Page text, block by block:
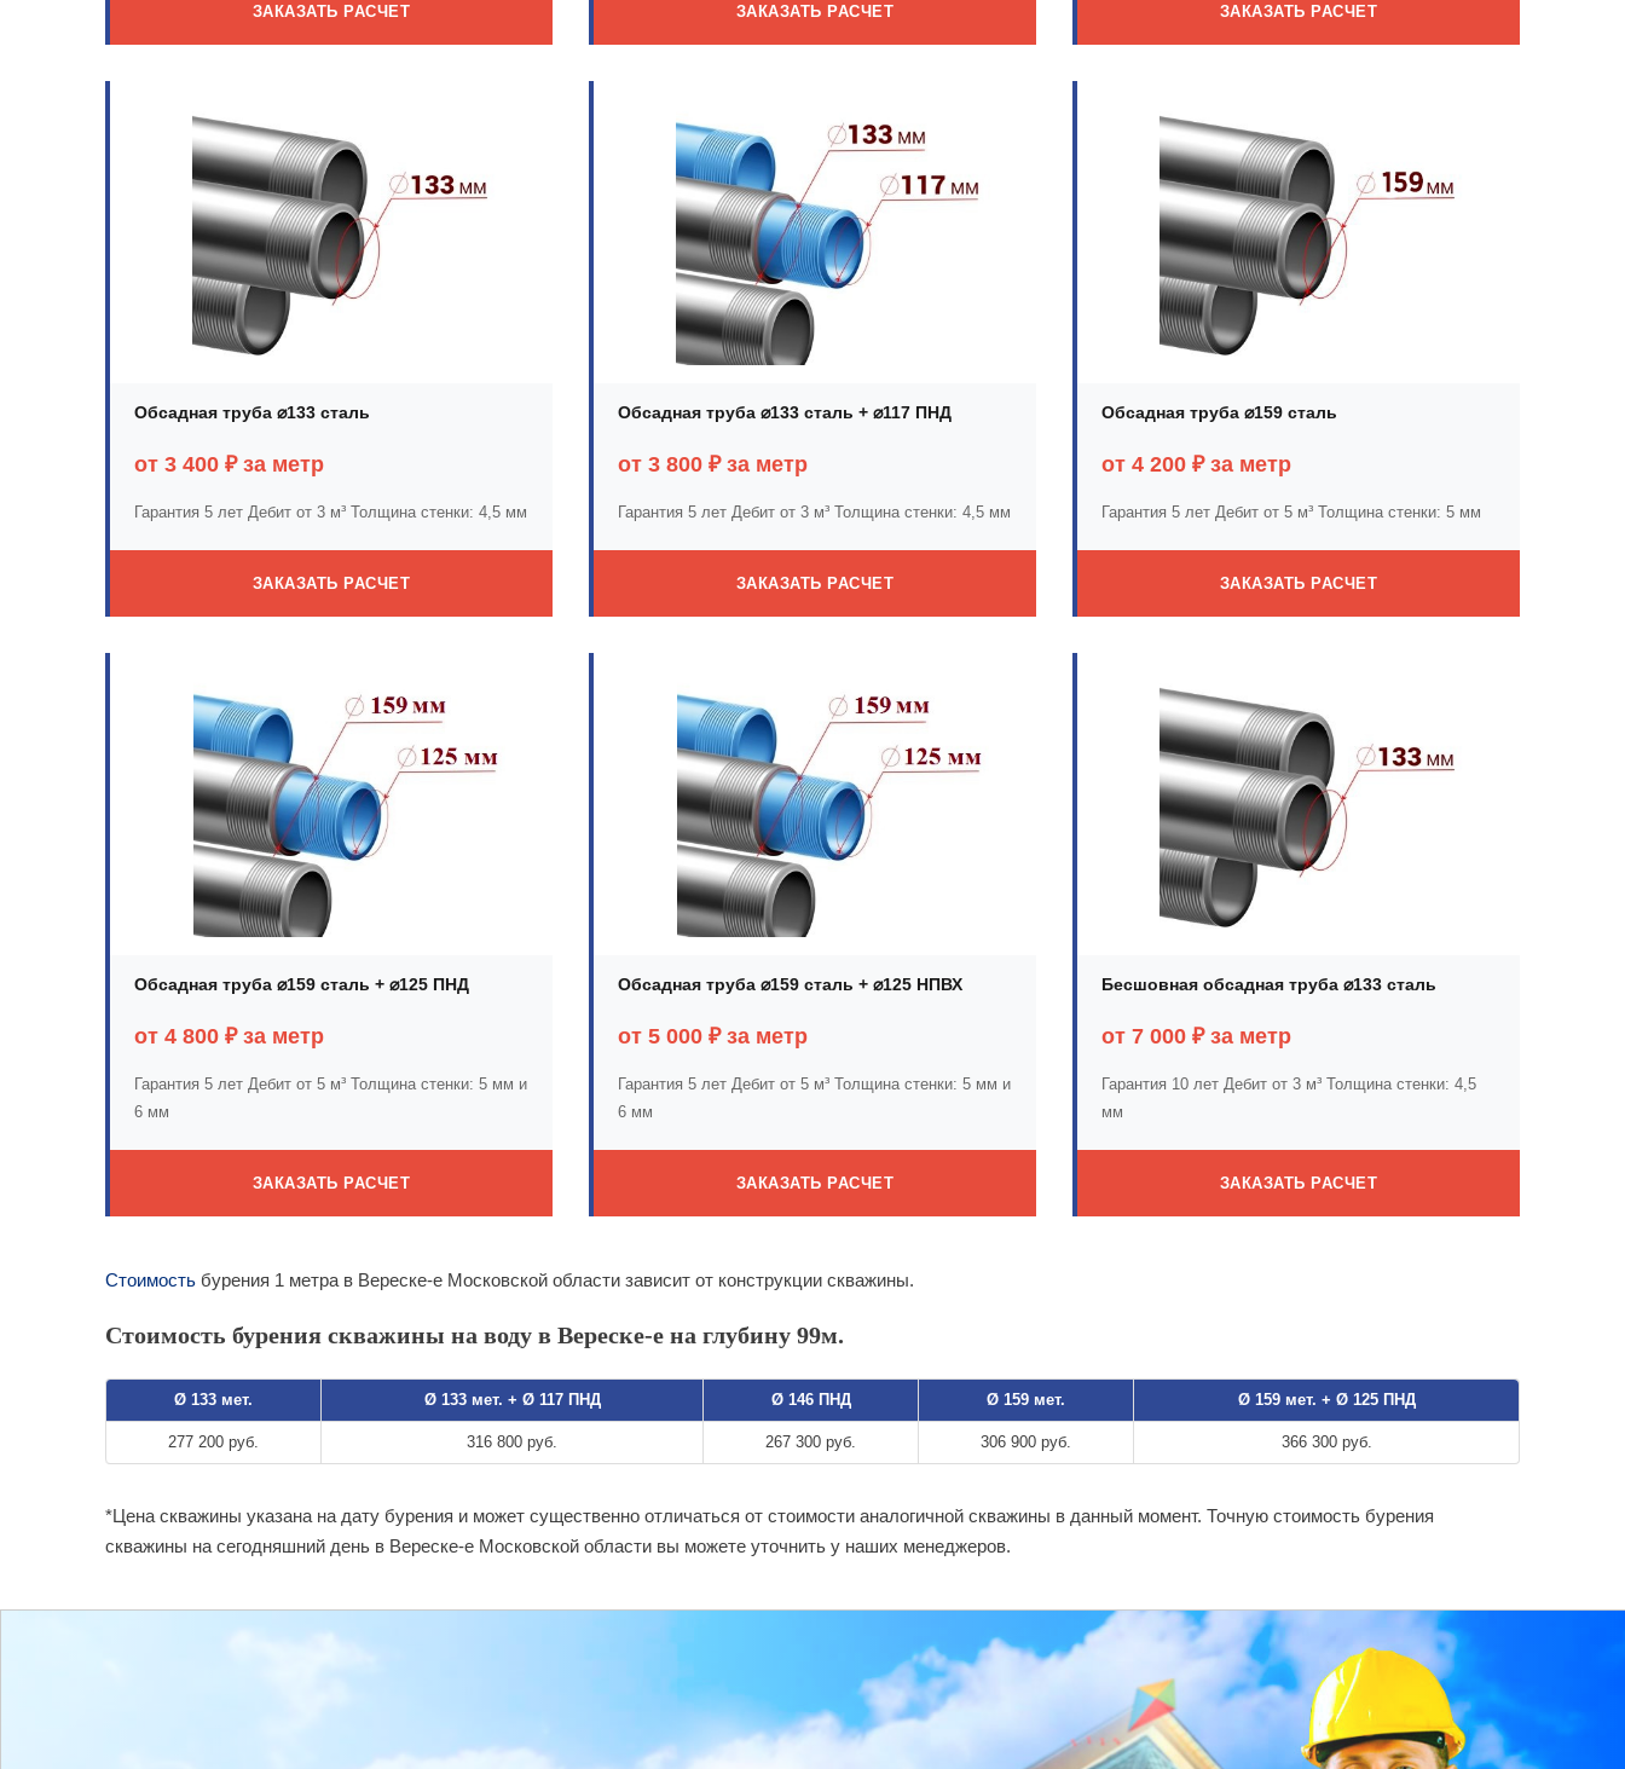
ЗАКАЗАТЬ РАСЧЕТ ЗАКАЗАТЬ РАСЧЕТ ЗАКАЗАТЬ РАСЧЕТ
Обсадная труба ⌀133 сталь
от 3 400 ₽ за метр
Гарантия 5 лет Дебит от 3 м³ Толщина стенки: 4,5 мм
ЗАКАЗАТЬ РАСЧЕТ
Обсадная труба ⌀133 сталь + ⌀117 ПНД
от 3 800 ₽ за метр
Гарантия 5 лет Дебит от 3 м³ Толщина стенки: 4,5 мм
ЗАКАЗАТЬ РАСЧЕТ
Обсадная труба ⌀159 сталь
от 4 200 ₽ за метр
Гарантия 5 лет Дебит от 5 м³ Толщина стенки: 5 мм
ЗАКАЗАТЬ РАСЧЕТ
Обсадная труба ⌀159 сталь + ⌀125 ПНД
от 4 800 ₽ за метр
Гарантия 5 лет Дебит от 5 м³ Толщина стенки: 5 мм и
6 мм
ЗАКАЗАТЬ РАСЧЕТ
Обсадная труба ⌀159 сталь + ⌀125 НПВХ
от 5 000 ₽ за метр
Гарантия 5 лет Дебит от 5 м³ Толщина стенки: 5 мм и
6 мм
ЗАКАЗАТЬ РАСЧЕТ
Бесшовная обсадная труба ⌀133 сталь
от 7 000 ₽ за метр
Гарантия 10 лет Дебит от 3 м³ Толщина стенки: 4,5
мм
ЗАКАЗАТЬ РАСЧЕТ
Стоимость бурения 1 метра в Вереске-е Московской области зависит от конструкции скважины.
Стоимость бурения скважины на воду в Вереске-е на глубину 99м.
Ø 133 мет. Ø 133 мет. + Ø 117 ПНД Ø 146 ПНД Ø 159 мет. Ø 159 мет. + Ø 125 ПНД
277 200 руб. 316 800 руб. 267 300 руб. 306 900 руб. 366 300 руб.
*Цена скважины указана на дату бурения и может существенно отличаться от стоимости аналогичной скважины в данный момент. Точную стоимость бурения
скважины на сегодняшний день в Вереске-е Московской области вы можете уточнить у наших менеджеров.